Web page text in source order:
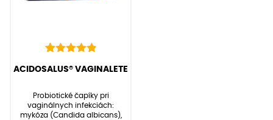
4.95
základe
zákazníckych
recenzií
(22recenzií zákazníkov)
ACIDOSALUS® VAGINALETE
Probiotické čapíky pri
vaginálnych infekciách:
mykóza (Candida albicans),